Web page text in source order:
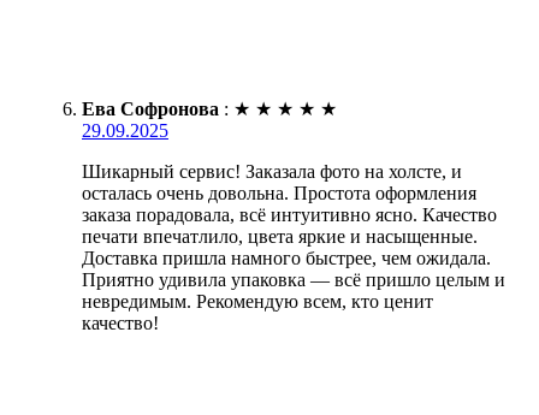
Ева Софронова : ★ ★ ★ ★ ★
29.09.2025
Шикарный сервис! Заказала фото на холсте, и
осталась очень довольна. Простота оформления
заказа порадовала, всё интуитивно ясно. Качество
печати впечатлило, цвета яркие и насыщенные.
Доставка пришла намного быстрее, чем ожидала.
Приятно удивила упаковка — всё пришло целым и
невредимым. Рекомендую всем, кто ценит
качество!